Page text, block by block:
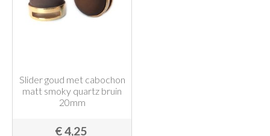
Slider goud met cabochon
matt smoky quartz bruin
20mm
€ 4,25